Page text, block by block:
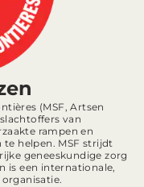
(MSF, Artsen
van
rampen en
helpen. MSF strijdt
geneeskundige zorg
is een internationale,